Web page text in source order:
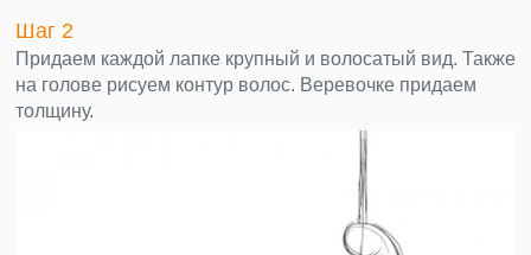
Шаг 2
Придаем каждой лапке крупный и волосатый вид. Также
на голове рисуем контур волос. Веревочке придаем
толщину.